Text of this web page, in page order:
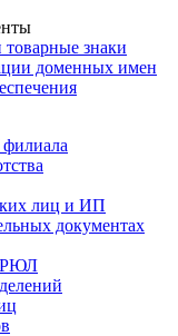
товарные знаки
доменных имен
филиала
лиц и ИП
документах